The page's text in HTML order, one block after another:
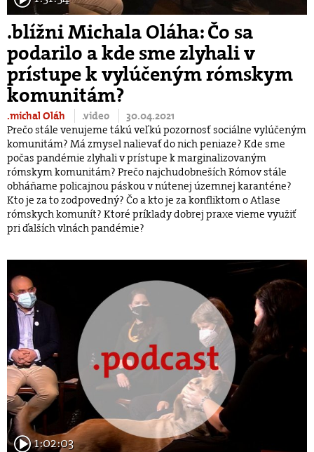
.blížni Michala Oláha: Čo sa
podarilo a kde sme zlyhali v
prístupe k vylúčeným rómskym
komunitám?
.michal Oláh .video
30.04.2021
Prečo stále venujeme tákú veľkú pozornosť sociálne vylúčeným
komunitám? Má zmysel nalievať do nich peniaze? Kde sme
počas pandémie zlyhali v prístupe k marginalizovaným
rómskym komunitám? Prečo najchudobneších Rómov stále
obháňame policajnou páskou v nútenej územnej karanténe?
Kto je za to zodpovedný? Čo a kto je za konfliktom o Atlase
rómskych komunít? Ktoré príklady dobrej praxe vieme využiť
pri ďalších vlnách pandémie?
1:02:03